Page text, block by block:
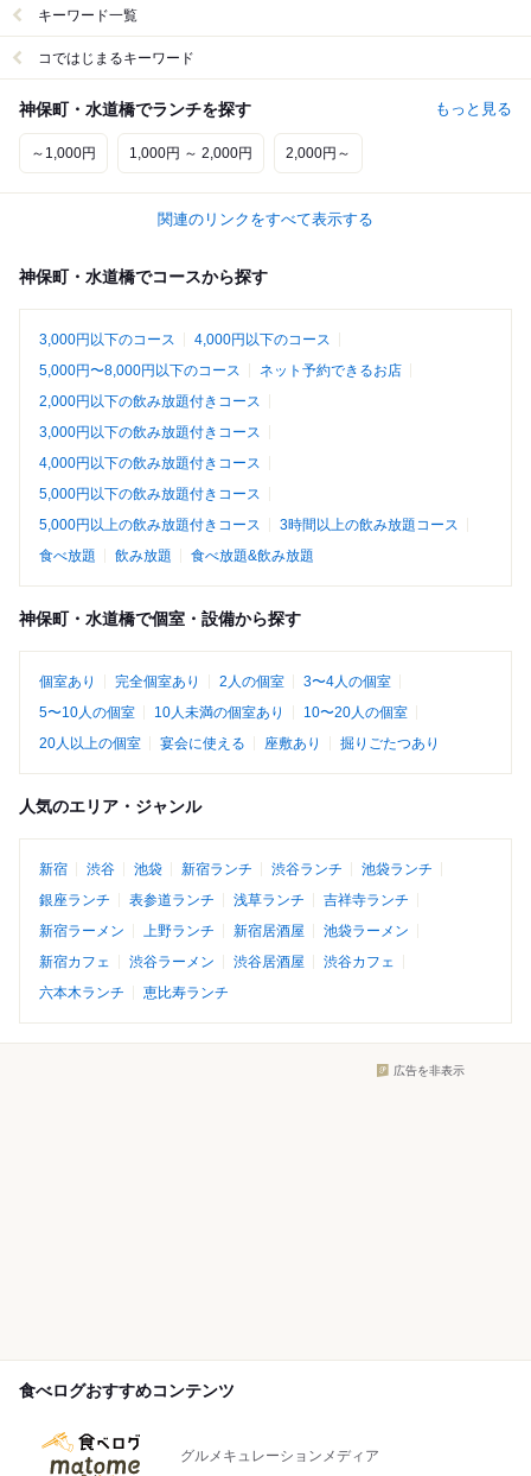
キーワード一覧
コではじまるキーワード
神保町・水道橋でランチを探す もっと見る
～1,000円 1,000円 ～ 2,000円 2,000円～
関連のリンクをすべて表示する
神保町・水道橋でコースから探す
3,000円以下のコース
4,000円以下のコース
5,000円〜8,000円以下のコース
ネット予約できるお店
2,000円以下の飲み放題付きコース
3,000円以下の飲み放題付きコース
4,000円以下の飲み放題付きコース
5,000円以下の飲み放題付きコース
5,000円以上の飲み放題付きコース
3時間以上の飲み放題コース
食べ放題
飲み放題 食べ放題&飲み放題
神保町・水道橋で個室・設備から探す
個室あり 完全個室あり 2人の個室
3〜4人の個室
5〜10人の個室
10人未満の個室あり
10〜20人の個室
20人以上の個室
宴会に使える 座敷あり 掘りごたつあり
人気のエリア・ジャンル
新宿 渋谷 池袋 新宿ランチ 渋谷ランチ
池袋ランチ
銀座ランチ
表参道ランチ 浅草ランチ
吉祥寺ランチ
新宿ラーメン
上野ランチ 新宿居酒屋
池袋ラーメン
新宿カフェ
渋谷ラーメン 渋谷居酒屋
渋谷カフェ
六本木ランチ
恵比寿ランチ
広告を非表示
食べログおすすめコンテンツ
グルメキュレーションメディア